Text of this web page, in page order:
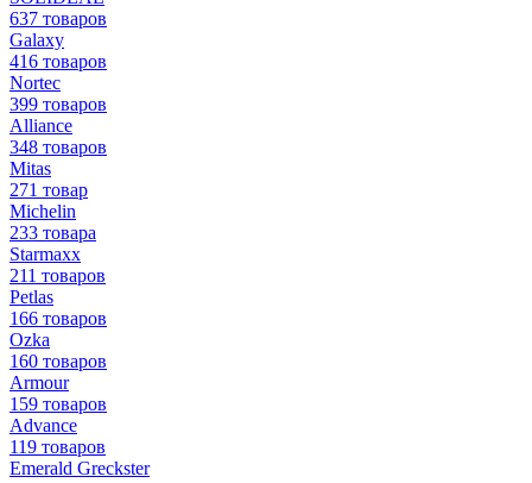
637 товаров
Galaxy
416 товаров
Nortec
399 товаров
Alliance
348 товаров
Mitas
271 товар
Michelin
233 товара
Starmaxx
211 товаров
Petlas
166 товаров
Ozka
160 товаров
Armour
159 товаров
Advance
119 товаров
Emerald Greckster